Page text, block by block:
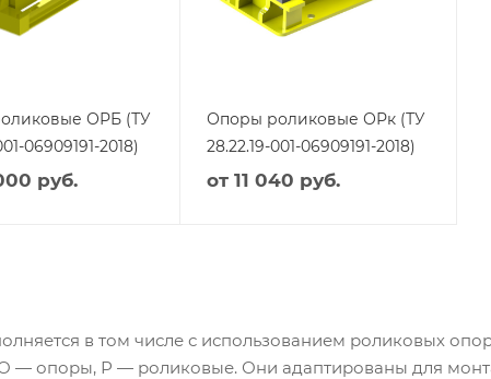
ОРБ (ТУ
06909191-2018)
руб.
Опоры роликовые ОРк (ТУ
28.22.19-001-06909191-2018)
от 11 040 руб.
в том числе с использованием роликовых
— опоры, Р — роликовые. Они адаптированы для